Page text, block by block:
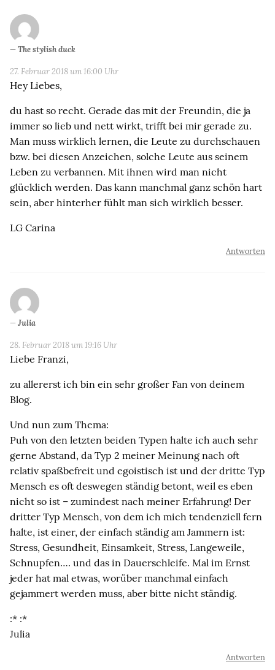
The stylish duck
27. Februar 2018 um 16:00 Uhr
Hey Liebes,
du hast so recht. Gerade das mit der Freundin, die ja
immer so lieb und nett wirkt, trifft bei mir gerade zu.
Man muss wirklich lernen, die Leute zu durchschauen
bzw. bei diesen Anzeichen, solche Leute aus seinem
Leben zu verbannen. Mit ihnen wird man nicht
glücklich werden. Das kann manchmal ganz schön hart
sein, aber hinterher fühlt man sich wirklich besser.
LG Carina
Antworten
Julia
28. Februar 2018 um 19:16 Uhr
Liebe Franzi,
zu allererst ich bin ein sehr großer Fan von deinem
Blog.
Und nun zum Thema:
Puh von den letzten beiden Typen halte ich auch sehr
gerne Abstand, da Typ 2 meiner Meinung nach oft
relativ spaßbefreit und egoistisch ist und der dritte Typ
Mensch es oft deswegen ständig betont, weil es eben
nicht so ist – zumindest nach meiner Erfahrung! Der
dritter Typ Mensch, von dem ich mich tendenziell fern
halte, ist einer, der einfach ständig am Jammern ist:
Stress, Gesundheit, Einsamkeit, Stress, Langeweile,
Schnupfen…. und das in Dauerschleife. Mal im Ernst
jeder hat mal etwas, worüber manchmal einfach
gejammert werden muss, aber bitte nicht ständig.
:* :*
Julia
Antworten